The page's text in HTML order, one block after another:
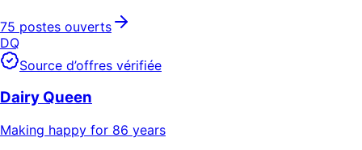
75 postes ouverts
DQ
Source d’offres vérifiée
Dairy Queen
Making happy for 86 years